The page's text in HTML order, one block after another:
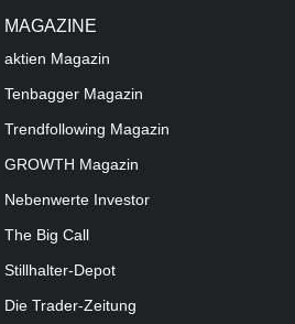
MAGAZINE
aktien Magazin
Tenbagger Magazin
Trendfollowing Magazin
GROWTH Magazin
Nebenwerte Investor
The Big Call
Stillhalter-Depot
Die Trader-Zeitung